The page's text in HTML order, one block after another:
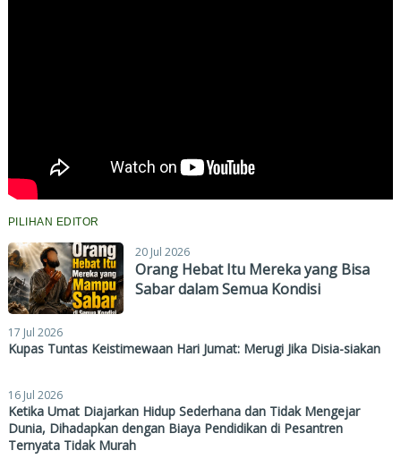
PILIHAN EDITOR
20 Jul 2026
Orang Hebat Itu Mereka yang Bisa
Sabar dalam Semua Kondisi
17 Jul 2026
Kupas Tuntas Keistimewaan Hari Jumat: Merugi Jika Disia-siakan
16 Jul 2026
Ketika Umat Diajarkan Hidup Sederhana dan Tidak Mengejar
Dunia, Dihadapkan dengan Biaya Pendidikan di Pesantren
Ternyata Tidak Murah